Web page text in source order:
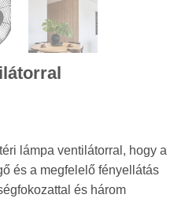
lámpa ventilátorral, hogy a
és a megfelelő fényellátás
és három